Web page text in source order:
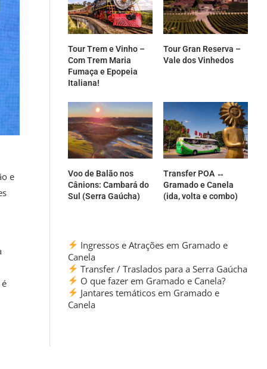
e
Tour Trem e Vinho –
Com Trem Maria
Fumaça e Epopeia
Italiana!
Tour Gran Reserva –
Vale dos Vinhedos
Voo de Balão nos
Cânions: Cambará do
Sul (Serra Gaúcha)
Transfer POA ↔
Gramado e Canela
(ida, volta e combo)
Ingressos e Atrações em Gramado e
Canela
Transfer / Traslados para a Serra Gaúcha
O que fazer em Gramado e Canela?
Jantares temáticos em Gramado e
Canela